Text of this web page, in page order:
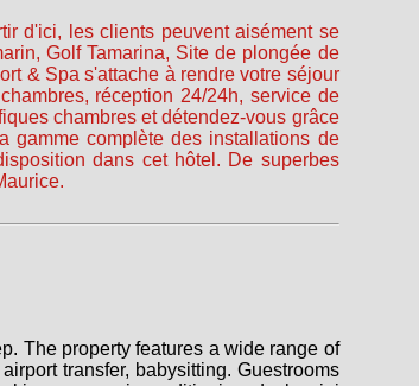
d'ici, les clients peuvent aisément se
Golf Tamarina, Site de plongée de
& Spa s'attache à rendre votre séjour
réception 24/24h, service de
chambres et détendez-vous grâce
gamme complète des installations de
dans cet hôtel. De superbes
The property features a wide range of
transfer, babysitting. Guestrooms